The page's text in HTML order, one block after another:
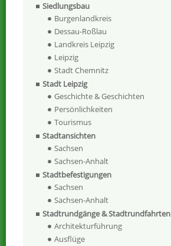
Siedlungsbau
Burgenlandkreis
Dessau-Roßlau
Landkreis Leipzig
Leipzig
Stadt Chemnitz
Stadt Leipzig
Geschichte & Geschichten
Persönlichkeiten
Tourismus
Stadtansichten
Sachsen
Sachsen-Anhalt
Stadtbefestigungen
Sachsen
Sachsen-Anhalt
Stadtrundgänge & Stadtrundfahrten
Architekturführung
Ausflüge